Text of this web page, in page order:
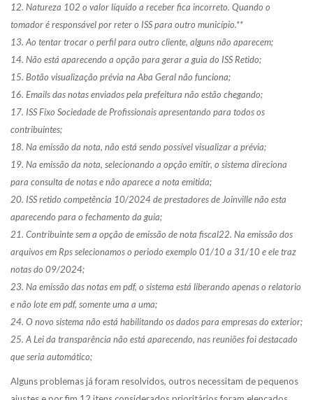
12. Natureza 102 o valor líquido a receber fica incorreto. Quando o
tomador é responsável por reter o ISS para outro município.**
13. Ao tentar trocar o perfil para outro cliente, alguns não aparecem;
14. Não está aparecendo a opção para gerar a guia do ISS Retido;
15. Botão visualização prévia na Aba Geral não funciona;
16. Emails das notas enviados pela prefeitura não estão chegando;
17. ISS Fixo Sociedade de Profissionais apresentando para todos os
contribuintes;
18. Na emissão da nota, não está sendo possível visualizar a prévia;
19. Na emissão da nota, selecionando a opção emitir, o sistema direciona
para consulta de notas e não aparece a nota emitida;
20. ISS retido competência 10/2024 de prestadores de Joinville não esta
aparecendo para o fechamento da guia;
21. Contribuinte sem a opção de emissão de nota fiscal22. Na emissão dos
arquivos em Rps selecionamos o periodo exemplo 01/10 a 31/10 e ele traz
notas do 09/2024;
23. Na emissão das notas em pdf, o sistema está liberando apenas o relatorio
e não lote em pdf, somente uma a uma;
24. O novo sistema não está habilitando os dados para empresas do exterior;
25. A Lei da transparência não está aparecendo, nas reuniões foi destacado
que seria automático;
Alguns problemas já foram resolvidos, outros necessitam de pequenos